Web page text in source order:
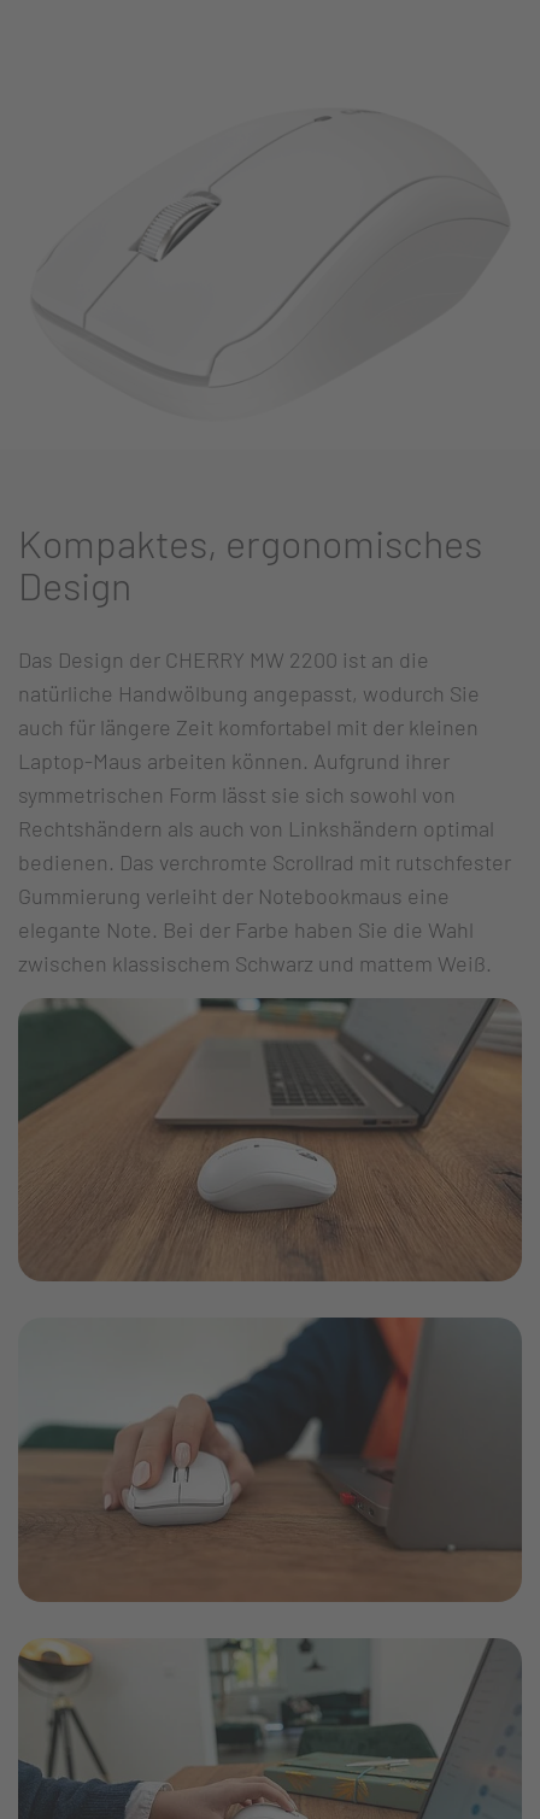
Kompaktes, ergonomisches
Design
Das Design der CHERRY MW 2200 ist an die
natürliche Handwölbung angepasst, wodurch Sie
auch für längere Zeit komfortabel mit der kleinen
Laptop-Maus arbeiten können. Aufgrund ihrer
symmetrischen Form lässt sie sich sowohl von
Rechtshändern als auch von Linkshändern optimal
bedienen. Das verchromte Scrollrad mit rutschfester
Gummierung verleiht der Notebookmaus eine
elegante Note. Bei der Farbe haben Sie die Wahl
zwischen klassischem Schwarz und mattem Weiß.